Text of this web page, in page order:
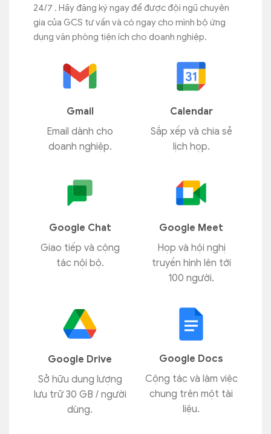
24/7 . Hãy đăng ký ngay để được đội ngũ chuyên
gia của GCS tư vấn và có ngay cho mình bộ ứng
dụng văn phòng tiện ích cho doanh nghiệp.
Gmail
Email dành cho
doanh nghiệp.
Calendar
Sắp xếp và chia sẻ
lịch họp.
Google Chat
Giao tiếp và cộng
tác nội bộ.
Google Meet
Họp và hội nghị
truyền hình lên tới
100 người.
Google Drive
Sở hữu dung lượng
lưu trữ 30 GB / người
dùng.
Google Docs
Cộng tác và làm việc
chung trên một tài
liệu.